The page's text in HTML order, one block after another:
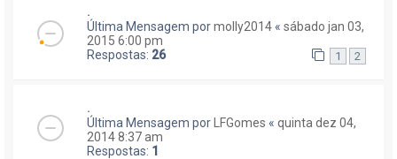
.
Última Mensagem pormolly2014 « sábado jan 03,
2015 6:00 pm
Respostas: 26 1 2
.
Última Mensagem por LFGomes « quinta dez 04,
2014 8:37 am
Respostas: 1